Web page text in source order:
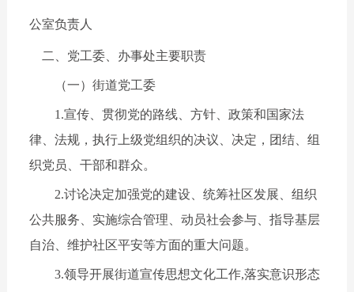
公室负责人
二、党工委、办事处主要职责
（一）街道党工委
1.宣传、贯彻党的路线、方针、政策和国家法
律、法规，执行上级党组织的决议、决定，团结、组
织党员、干部和群众。
2.讨论决定加强党的建设、统筹社区发展、组织
公共服务、实施综合管理、动员社会参与、指导基层
自治、维护社区平安等方面的重大问题。
3.领导开展街道宣传思想文化工作,落实意识形态